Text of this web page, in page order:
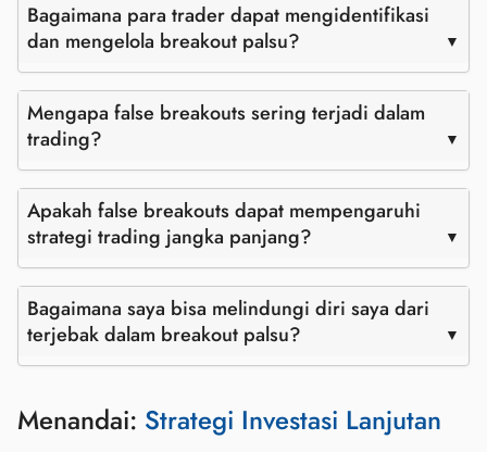
Bagaimana para trader dapat mengidentifikasi
dan mengelola breakout palsu?
Mengapa false breakouts sering terjadi dalam
trading?
Apakah false breakouts dapat mempengaruhi
strategi trading jangka panjang?
Bagaimana saya bisa melindungi diri saya dari
terjebak dalam breakout palsu?
Menandai: Strategi Investasi Lanjutan